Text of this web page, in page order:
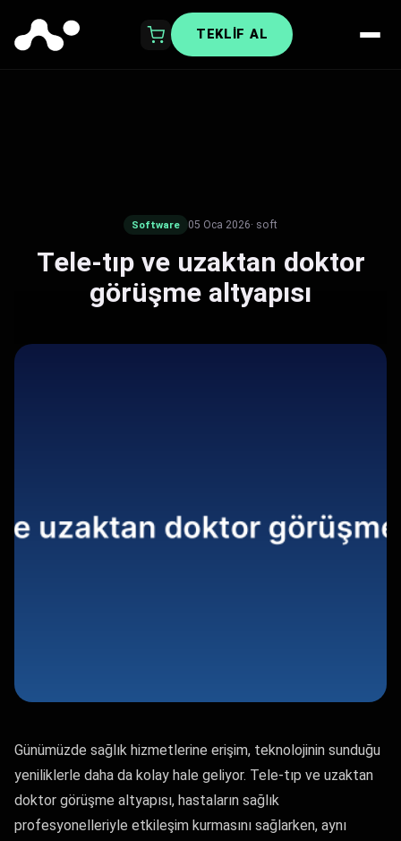
TEKLIF AL
Software 05 Oca 2026· soft
Tele-tıp ve uzaktan doktor
görüşme altyapısı
Günümüzde sağlık hizmetlerine erişim, teknolojinin sunduğu
yeniliklerle daha da kolay hale geliyor. Tele-tıp ve uzaktan
doktor görüşme altyapısı, hastaların sağlık
profesyonelleriyle etkileşim kurmasını sağlarken, aynı